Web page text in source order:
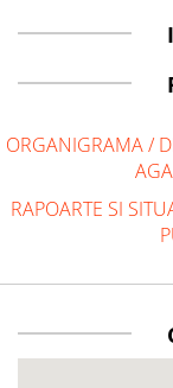
ORGANIGRAMA/
AGA
RAPOARTE SI